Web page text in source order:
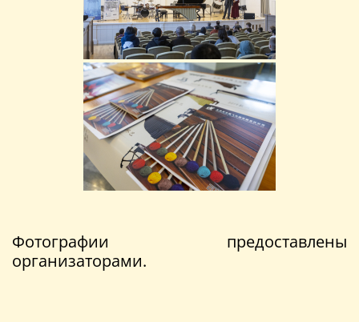
Фотографии предоставлены
организаторами.